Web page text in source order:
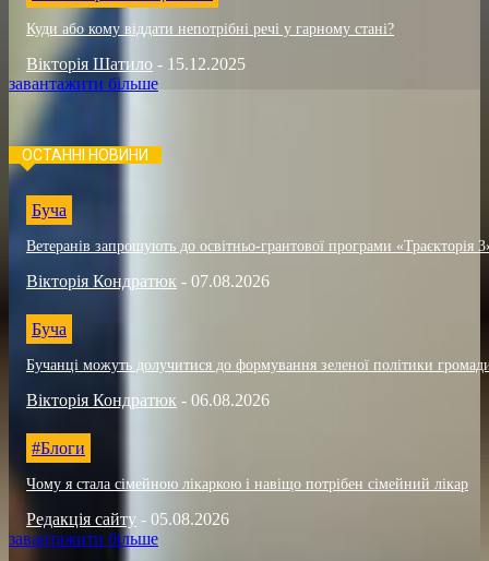
Куди або кому віддати непотрібні речі у гарному стані?
Вікторія Шатило - 15.12.2025
завантажити більше
ОСТАННІ НОВИНИ
Буча
Ветеранів запрошують до освітньо-грантової програми «Траєкторія
Вікторія Кондратюк - 07.08.2026
Буча
Бучанці можуть долучитися до формування зеленої політики
Вікторія Кондратюк - 06.08.2026
#Блоги
Чому я стала сімейною лікаркою і навіщо потрібен сімейний лікар
Редакція сайту - 05.08.2026
завантажити більше